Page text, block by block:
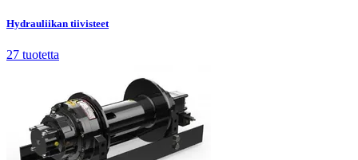
Hydrauliikan tiivisteet
27 tuotetta